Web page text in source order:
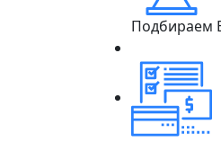
Подбираем